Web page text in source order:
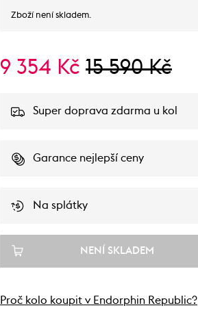
Zboží není skladem.
9 354 Kč 15 590 Kč
Super doprava zdarma u kol
Garance nejlepší ceny
Na splátky
NENÍ SKLADEM
Proč kolo koupit v Endorphin Republic?